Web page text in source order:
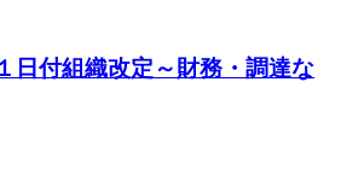
日付組織改定～財務・調達な